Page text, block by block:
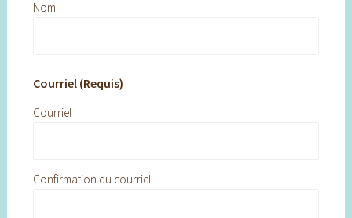
Nom
Courriel (Requis)
Courriel
Confirmation du courriel